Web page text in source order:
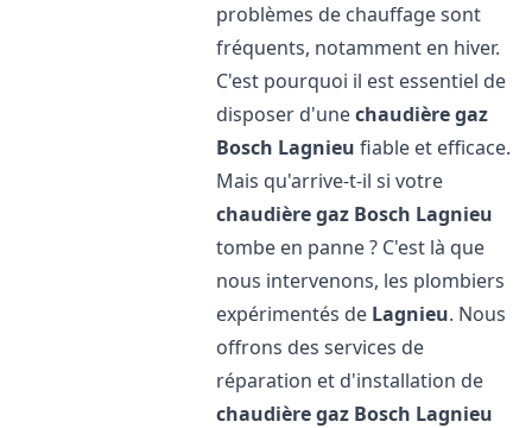
problèmes de chauffage sont
fréquents, notamment en hiver.
C'est pourquoi il est essentiel de
disposer d'unechaudière gaz
Bosch Lagnieu fiable et efficace.
Mais qu'arrive-t-il si votre
chaudière gaz Bosch Lagnieu
tombe en panne ? C'est là que
nous intervenons, les plombiers
expérimentés de Lagnieu. Nous
offrons des services de
réparation et d'installation de
chaudière gaz Bosch Lagnieu